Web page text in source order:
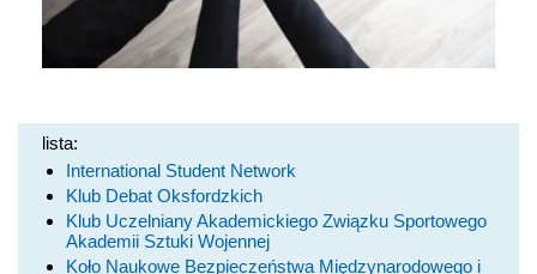
lista:
International Student Network
Klub Debat Oksfordzkich
Klub Uczelniany Akademickiego Związku Sportowego
Akademii Sztuki Wojennej
Koło Naukowe Bezpieczeństwa Międzynarodowego i